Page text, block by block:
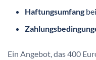
Haftungsumfang
Ein Angebot, das 400